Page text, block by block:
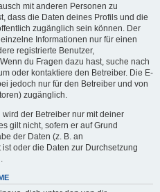
mit anderen Personen zu
dass die Daten deines Profils und die
zugänglich sein können. Der
Informationen nur für einen
registrierte Benutzer,
du Fragen dazu hast, suche nach
oder kontaktiere den Betreiber. Die E-
jedoch nur für den Betreiber und von
zugänglich.
der Betreiber nur mit deiner
gilt nicht, sofern er auf Grund
der Daten (z. B. an
oder die Daten zur Durchsetzung